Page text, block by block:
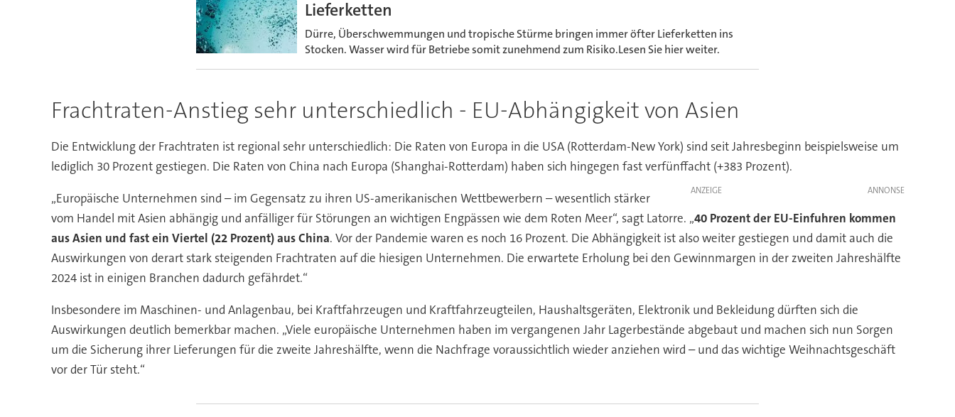
Lieferketten
Dürre, Überschwemmungen und tropische Stürme bringen immer öfter Lieferketten ins
Stocken. Wasser wird für Betriebe somit zunehmend zum Risiko.Lesen Sie hier weiter.
Frachtraten-Anstieg sehr unterschiedlich - EU-Abhängigkeit von Asien
Die Entwicklung der Frachtraten ist regional sehr unterschiedlich: Die Raten von Europa in die USA (Rotterdam-New York) sind seit Jahresbeginn beispielsweise um
lediglich 30 Prozent gestiegen. Die Raten von China nach Europa (Shanghai-Rotterdam) haben sich hingegen fast verfünffacht (+383 Prozent).
ANZEIGE
„Europäische Unternehmen sind – im Gegensatz zu ihren US-amerikanischen Wettbewerbern – wesentlich stärker
vom Handel mit Asien abhängig und anfälliger für Störungen an wichtigen Engpässen wie dem Roten Meer“, sagt Latorre. „40 Prozent der EU-Einfuhren kommen
aus Asien und fast ein Viertel (22 Prozent) aus China. Vor der Pandemie waren es noch 16 Prozent. Die Abhängigkeit ist also weiter gestiegen und damit auch die
Auswirkungen von derart stark steigenden Frachtraten auf die hiesigen Unternehmen. Die erwartete Erholung bei den Gewinnmargen in der zweiten Jahreshälfte
2024 ist in einigen Branchen dadurch gefährdet.“
Insbesondere im Maschinen- und Anlagenbau, bei Kraftfahrzeugen und Kraftfahrzeugteilen, Haushaltsgeräten, Elektronik und Bekleidung dürften sich die
Auswirkungen deutlich bemerkbar machen. „Viele europäische Unternehmen haben im vergangenen Jahr Lagerbestände abgebaut und machen sich nun Sorgen
um die Sicherung ihrer Lieferungen für die zweite Jahreshälfte, wenn die Nachfrage voraussichtlich wieder anziehen wird – und das wichtige Weihnachtsgeschäft
vor der Tür steht.“